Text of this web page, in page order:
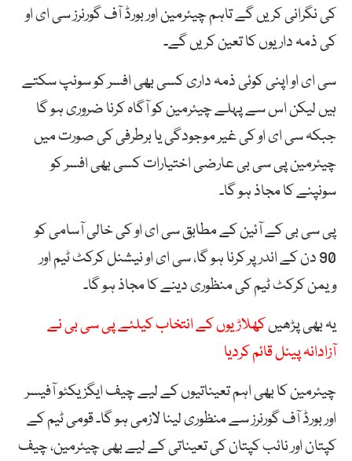
کی نگرانی کریں گے تاہم چیئرمین اور بورڈ آف گورنرز سی ای او
کی ذمہ داریوں کا تعین کریں گے۔
سی ای او اپنی کوئی ذمہ داری کسی بھی افسر کو سونپ سکتے
ہیں لیکن اس سے پہلے چیئرمین کو آگاہ کرنا ضروری ہو گا
جبکہ سی ای او کی غیر موجودگی یا برطرفی کی صورت میں
چیئرمین پی سی بی عارضی اختیارات کسی بھی افسر کو
سونپنے کا مجاذ ہو گا۔
پی سی بی کے آئین کے مطابق سی ای او کی خالی آسامی کو
90 دن کے اندر پر کرنا ہو گا، سی ای او نیشنل کرکٹ ٹیم اور
ویمن کرکٹ ٹیم کی منظوری دینے کا مجاذ ہو گا۔
یہ بھی پڑھیںکھلاڑیوں کے انتخاب کیلئے پی سی بی نے
آزادانہ پینل قائم کردیا
چیئرمین کا بھی اہم تعیناتیوں کے لیے چیف ایگزیکٹو آفیسر
اور بورڈ آف گورنرز سے منظوری لینا لازمی ہو گا۔ قومی ٹیم کے
کپتان اور نائب کپتان کی تعیناتی کے لیے بھی چیئرمین، چیف